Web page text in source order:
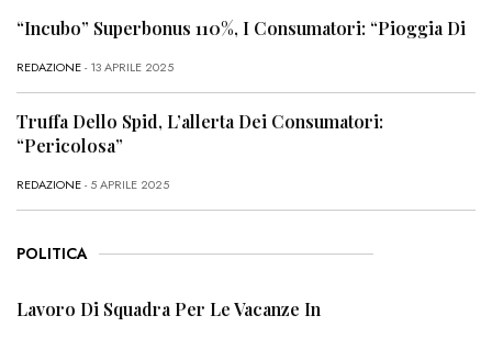
“Incubo” Superbonus 110%, I Consumatori: “Pioggia Di
REDAZIONE- 13 APRILE 2025
Truffa Dello Spid, L’allerta Dei Consumatori:
“Pericolosa”
REDAZIONE- 5 APRILE 2025
POLITICA
Lavoro Di Squadra Per Le Vacanze In